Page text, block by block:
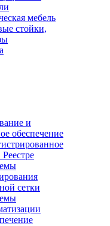
мебель
стойки,
и
обеспечение
сетки